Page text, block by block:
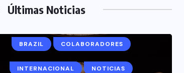
Últimas Noticias
BRAZIL COLABORADORES
INTERNACIONAL NOTICIAS